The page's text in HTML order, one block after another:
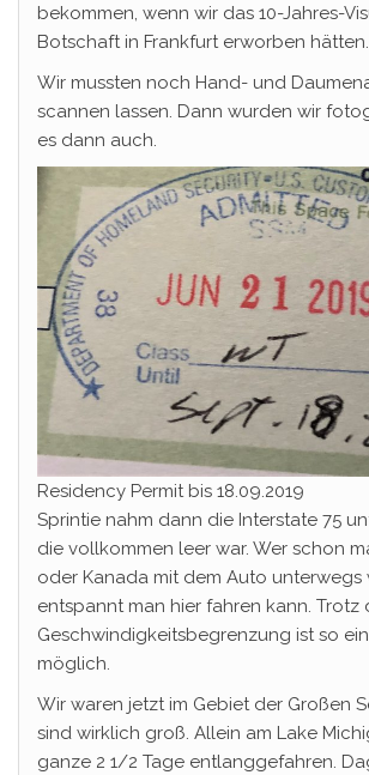
bekommen, wenn wir das 10-Jahres-
Botschaft in Frankfurt erworben hätten.
Wir mussten noch Hand- und
scannen lassen. Dann wurden wir
es dann auch.
Residency Permit bis 18.09.2019
Sprintie nahm dann die Interstate 75
die vollkommen leer war. Wer schon
oder Kanada mit dem Auto unterwegs
entspannt man hier fahren kann. Trotz
Geschwindigkeitsbegrenzung ist so
möglich.
Wir waren jetzt im Gebiet der Großen
sind wirklich groß. Allein am Lake
ganze 2 1/2 Tage entlanggefahren.